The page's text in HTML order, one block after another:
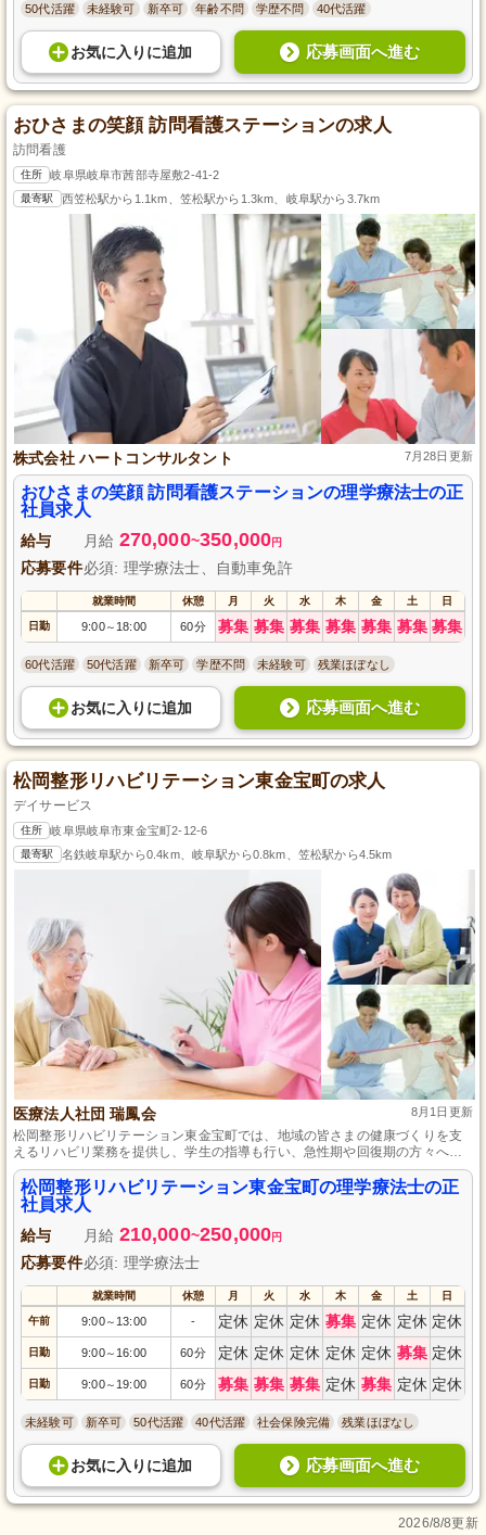
50代活躍 未経験可 新卒可 年齢不問 学歴不問 40代活躍
お気に入り に追加 応募画面へ進む
おひさまの笑顔 訪問看護ステーションの求人
訪問看護
住所 岐阜県岐阜市茜部寺屋敷2-41-2
最寄駅 西笠松駅から1.1km、笠松駅から1.3km、岐阜駅から3.7km
株式会社 ハートコンサルタント 7月28日更新
おひさまの笑顔 訪問看護ステーションの理学療法士の正
社員求人
給与 月給 270,000~350,000円
応募要件必須: 理学療法士、自動車免許
就業時間 休憩 月 火 水 木 金 土 日
日勤 9:00～ 18:00 60分 募集 募集 募集 募集 募集 募集 募集
60代活躍 50代活躍 新卒可 学歴不問 未経験可 残業ほぼなし
お気に入り に追加 応募画面へ進む
松岡整形リハビリテーション東金宝町の求人
デイサービス
住所 岐阜県岐阜市東金宝町2-12-6
最寄駅 名鉄岐阜駅から0.4km、岐阜駅から0.8km、笠松駅から4.5km
医療法人社団 瑞鳳会 8月1日更新
松岡整形リハビリテーション東金宝町では、地域の皆さまの健康づくりを支
えるリハビリ業務を提供し、学生の指導も行い、急性期や回復期の方々へ広
範な支援を提供しています。
松岡整形リハビリテーション東金宝町の理学療法士の正
社員求人
給与 月給 210,000~250,000円
応募要件必須: 理学療法士
就業時間 休憩 月 火 水 木 金 土 日
午前 9:00～ 13:00 - 定休 定休 定休 募集 定休 定休 定休
日勤 9:00～ 16:00 60分 定休 定休 定休 定休 定休 募集 定休
日勤 9:00～ 19:00 60分 募集 募集 募集 定休 募集 定休 定休
未経験可 新卒可 50代活躍 40代活躍 社会保険完備 残業ほぼなし
お気に入り に追加 応募画面へ進む
2026/8/8更新